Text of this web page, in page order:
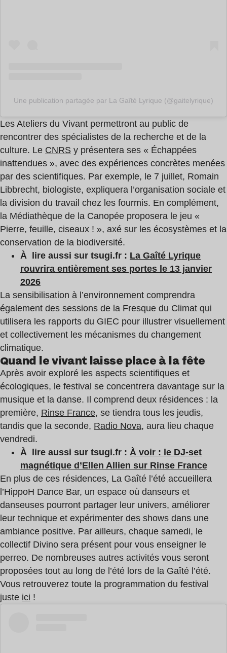
Une publication partagée par La Gaîté Lyrique (@gaitelyrique)
Les Ateliers du Vivant permettront au public de
rencontrer des spécialistes de la recherche et de la
culture. Le CNRS y présentera ses « Échappées
inattendues », avec des expériences concrètes menées
par des scientifiques. Par exemple, le 7 juillet, Romain
Libbrecht, biologiste, expliquera l’organisation sociale et
la division du travail chez les fourmis. En complément,
la Médiathèque de la Canopée proposera le jeu «
Pierre, feuille, ciseaux ! », axé sur les écosystèmes et la
conservation de la biodiversité.
À lire aussi sur tsugi.fr : La Gaîté Lyrique
rouvrira entièrement ses portes le 13 janvier
2026
La sensibilisation à l’environnement comprendra
également des sessions de la Fresque du Climat qui
utilisera les rapports du GIEC pour illustrer visuellement
et collectivement les mécanismes du changement
climatique.
Quand le vivant laisse place à la fête
Après avoir exploré les aspects scientifiques et
écologiques, le festival se concentrera davantage sur la
musique et la danse. Il comprend deux résidences : la
première, Rinse France, se tiendra tous les jeudis,
tandis que la seconde, Radio Nova, aura lieu chaque
vendredi.
À lire aussi sur tsugi.fr : À voir : le DJ-set
magnétique d’Ellen Allien sur Rinse France
En plus de ces résidences, La Gaîté l’été accueillera
l’HippoH Dance Bar, un espace où danseurs et
danseuses pourront partager leur univers, améliorer
leur technique et expérimenter des shows dans une
ambiance positive. Par ailleurs, chaque samedi, le
collectif Divino sera présent pour vous enseigner le
perreo. De nombreuses autres activités vous seront
proposées tout au long de l’été lors de la Gaîté l’été.
Vous retrouverez toute la programmation du festival
juste ici !